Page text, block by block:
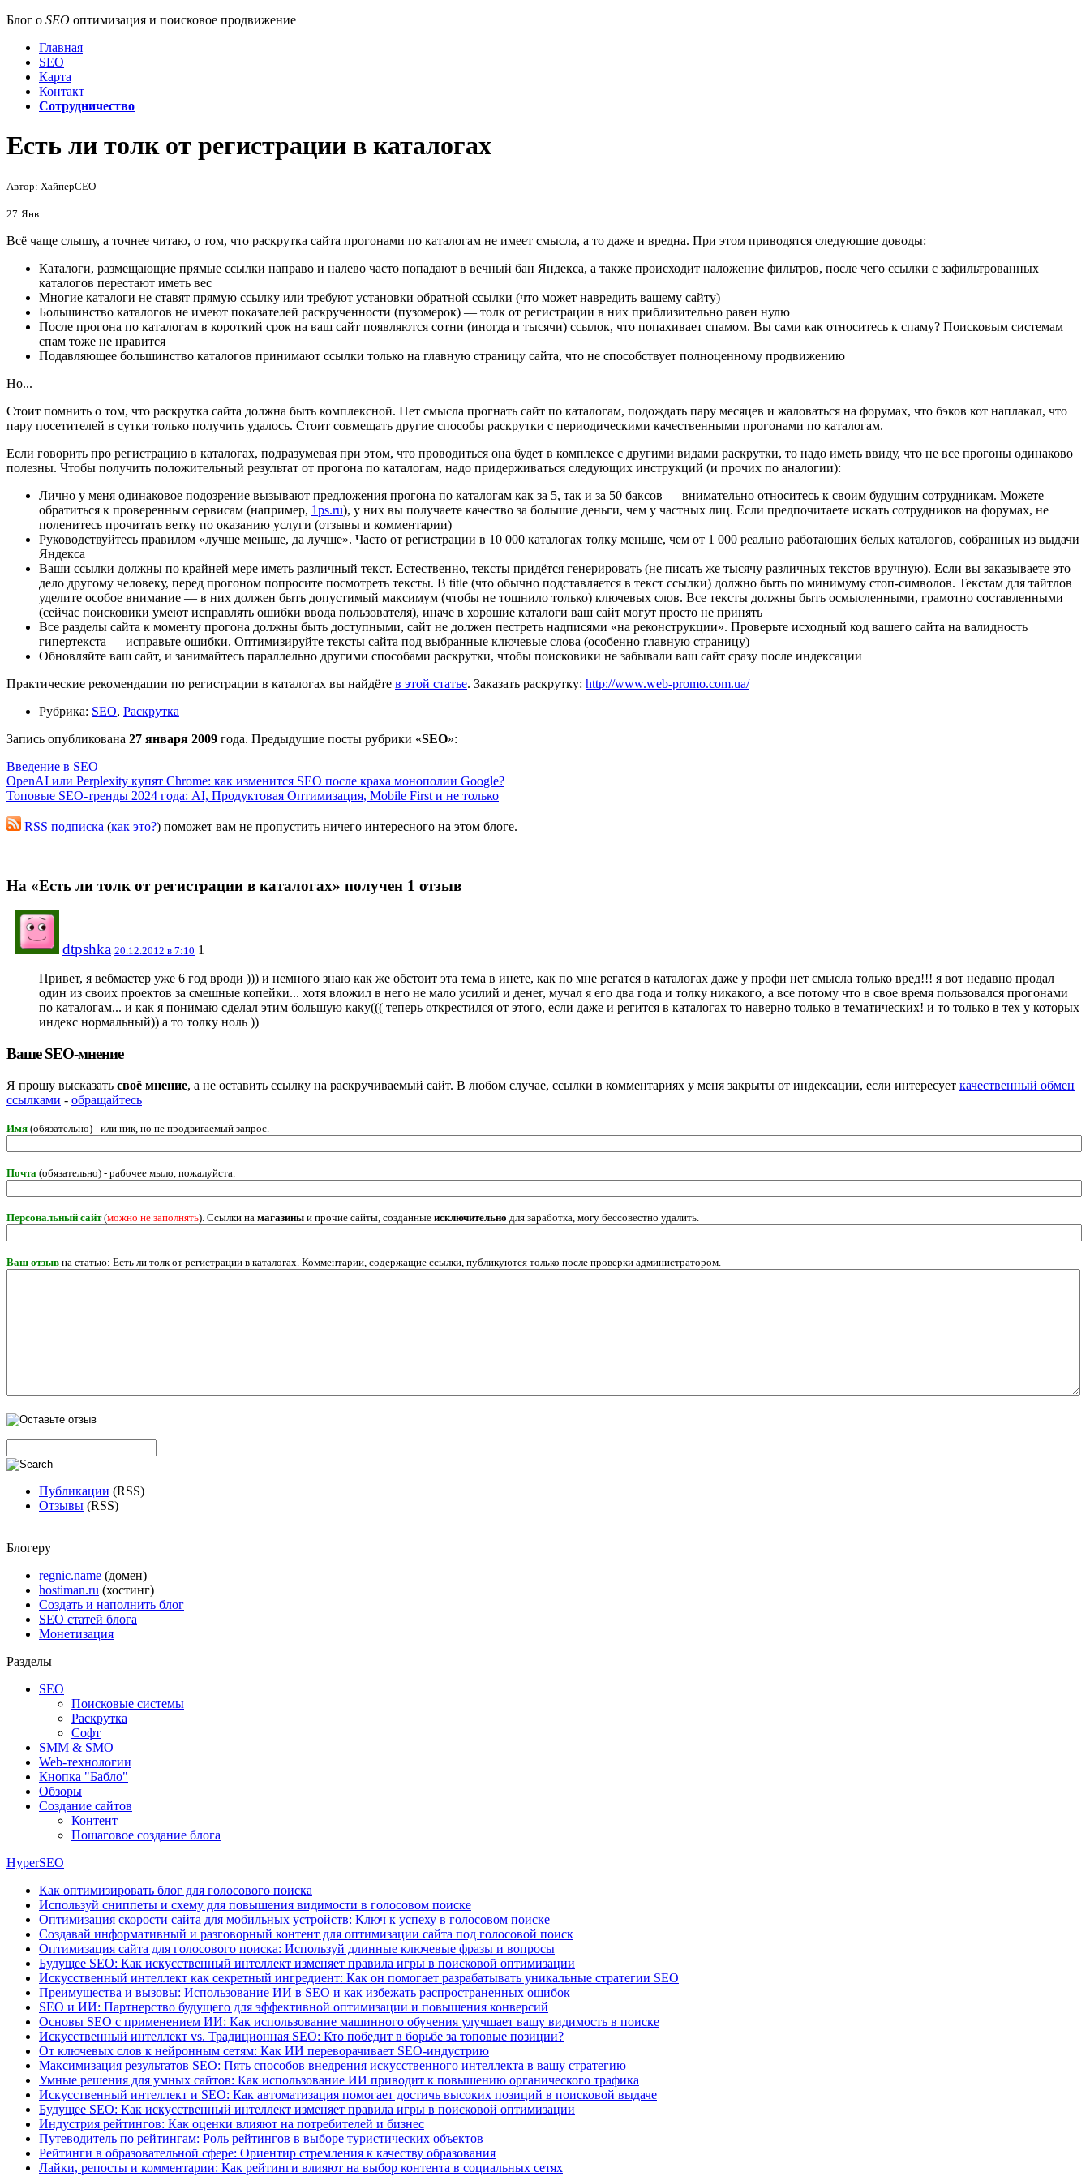
Блог о SEO оптимизация и поисковое продвижение
Главная
SEO
Карта
Контакт
Сотрудничество
Есть ли толк от регистрации в каталогах
Автор: ХайперСЕО
27 Янв
Всё чаще слышу, а точнее читаю, о том, что раскрутка сайта прогонами по каталогам не имеет смысла, а то даже и вредна. При этом приводятся следующие доводы:
Каталоги, размещающие прямые ссылки направо и налево часто попадают в вечный бан Яндекса, а также происходит наложение фильтров, после чего ссылки с зафильтрованных
каталогов перестают иметь вес
Многие каталоги не ставят прямую ссылку или требуют установки обратной ссылки (что может навредить вашему сайту)
Большинство каталогов не имеют показателей раскрученности (пузомерок) — толк от регистрации в них приблизительно равен нулю
После прогона по каталогам в короткий срок на ваш сайт появляются сотни (иногда и тысячи) ссылок, что попахивает спамом. Вы сами как относитесь к спаму? Поисковым системам
спам тоже не нравится
Подавляющее большинство каталогов принимают ссылки только на главную страницу сайта, что не способствует полноценному продвижению
Но...
Стоит помнить о том, что раскрутка сайта должна быть комплексной. Нет смысла прогнать сайт по каталогам, подождать пару месяцев и жаловаться на форумах, что бэков кот наплакал, что
пару посетителей в сутки только получить удалось. Стоит совмещать другие способы раскрутки с периодическими качественными прогонами по каталогам.
Если говорить про регистрацию в каталогах, подразумевая при этом, что проводиться она будет в комплексе с другими видами раскрутки, то надо иметь ввиду, что не все прогоны одинаково
полезны. Чтобы получить положительный результат от прогона по каталогам, надо придерживаться следующих инструкций (и прочих по аналогии):
Лично у меня одинаковое подозрение вызывают предложения прогона по каталогам как за 5, так и за 50 баксов — внимательно относитесь к своим будущим сотрудникам. Можете
обратиться к проверенным сервисам (например, 1ps.ru), у них вы получаете качество за большие деньги, чем у частных лиц. Если предпочитаете искать сотрудников на форумах, не
поленитесь прочитать ветку по оказанию услуги (отзывы и комментарии)
Руководствуйтесь правилом «лучше меньше, да лучше». Часто от регистрации в 10 000 каталогах толку меньше, чем от 1 000 реально работающих белых каталогов, собранных из выдачи
Яндекса
Ваши ссылки должны по крайней мере иметь различный текст. Естественно, тексты придётся генерировать (не писать же тысячу различных текстов вручную). Если вы заказываете это
дело другому человеку, перед прогоном попросите посмотреть тексты. В title (что обычно подставляется в текст ссылки) должно быть по минимуму стоп-символов. Текстам для тайтлов
уделите особое внимание — в них должен быть допустимый максимум (чтобы не тошнило только) ключевых слов. Все тексты должны быть осмысленными, грамотно составленными
(сейчас поисковики умеют исправлять ошибки ввода пользователя), иначе в хорошие каталоги ваш сайт могут просто не принять
Все разделы сайта к моменту прогона должны быть доступными, сайт не должен пестреть надписями «на реконструкции». Проверьте исходный код вашего сайта на валидность
гипертекста — исправьте ошибки. Оптимизируйте тексты сайта под выбранные ключевые слова (особенно главную страницу)
Обновляйте ваш сайт, и занимайтесь параллельно другими способами раскрутки, чтобы поисковики не забывали ваш сайт сразу после индексации
Практические рекомендации по регистрации в каталогах вы найдёте в этой статье. Заказать раскрутку: http://www.web-promo.com.ua/
Рубрика: SEO, Раскрутка
Запись опубликована 27 января 2009 года. Предыдущие посты рубрики «SEO»:
Введение в SEO
OpenAI или Perplexity купят Chrome: как изменится SEO после краха монополии Google?
Топовые SEO-тренды 2024 года: AI, Продуктовая Оптимизация, Mobile First и не только
RSS подписка (как это?) поможет вам не пропустить ничего интересного на этом блоге.
На «Есть ли толк от регистрации в каталогах» получен 1 отзыв
dtpshka 20.12.2012 в 7:10 1
Привет, я вебмастер уже 6 год вроди ))) и немного знаю как же обстоит эта тема в инете, как по мне регатся в каталогах даже у профи нет смысла только вред!!! я вот недавно продал
один из своих проектов за смешные копейки... хотя вложил в него не мало усилий и денег, мучал я его два года и толку никакого, а все потому что в свое время пользовался прогонами
по каталогам... и как я понимаю сделал этим большую каку((( теперь открестился от этого, если даже и регится в каталогах то наверно только в тематических! и то только в тех у которых
индекс нормальный)) а то толку ноль ))
Ваше SEO-мнение
Я прошу высказать своё мнение, а не оставить ссылку на раскручиваемый сайт. В любом случае, ссылки в комментариях у меня закрыты от индексации, если интересует качественный обмен
ссылками - обращайтесь
Имя (обязательно) - или ник, но не продвигаемый запрос.
Почта (обязательно) - рабочее мыло, пожалуйста.
Персональный сайт(можно не заполнять). Ссылки на магазины и прочие сайты, созданные исключительно для заработка, могу бессовестно удалить.
Ваш отзыв на статью: Есть ли толк от регистрации в каталогах. Комментарии, содержащие ссылки, публикуются только после проверки администратором.
Публикации (RSS)
Отзывы (RSS)
Блогеру
regnic.name (домен)
hostiman.ru (хостинг)
Создать и наполнить блог
SEO статей блога
Монетизация
Разделы
SEO
Поисковые системы
Раскрутка
Софт
SMM & SMO
Web-технологии
Кнопка "Бабло"
Обзоры
Создание сайтов
Контент
Пошаговое создание блога
HyperSEO
Как оптимизировать блог для голосового поиска
Используй сниппеты и схему для повышения видимости в голосовом поиске
Оптимизация скорости сайта для мобильных устройств: Ключ к успеху в голосовом поиске
Создавай информативный и разговорный контент для оптимизации сайта под голосовой поиск
Оптимизация сайта для голосового поиска: Используй длинные ключевые фразы и вопросы
Будущее SEO: Как искусственный интеллект изменяет правила игры в поисковой оптимизации
Искусственный интеллект как секретный ингредиент: Как он помогает разрабатывать уникальные стратегии SEO
Преимущества и вызовы: Использование ИИ в SEO и как избежать распространенных ошибок
SEO и ИИ: Партнерство будущего для эффективной оптимизации и повышения конверсий
Основы SEO с применением ИИ: Как использование машинного обучения улучшает вашу видимость в поиске
Искусственный интеллект vs. Традиционная SEO: Кто победит в борьбе за топовые позиции?
От ключевых слов к нейронным сетям: Как ИИ переворачивает SEO-индустрию
Максимизация результатов SEO: Пять способов внедрения искусственного интеллекта в вашу стратегию
Умные решения для умных сайтов: Как использование ИИ приводит к повышению органического трафика
Искусственный интеллект и SEO: Как автоматизация помогает достичь высоких позиций в поисковой выдаче
Будущее SEO: Как искусственный интеллект изменяет правила игры в поисковой оптимизации
Индустрия рейтингов: Как оценки влияют на потребителей и бизнес
Путеводитель по рейтингам: Роль рейтингов в выборе туристических объектов
Рейтинги в образовательной сфере: Ориентир стремления к качеству образования
Лайки, репосты и комментарии: Как рейтинги влияют на выбор контента в социальных сетях